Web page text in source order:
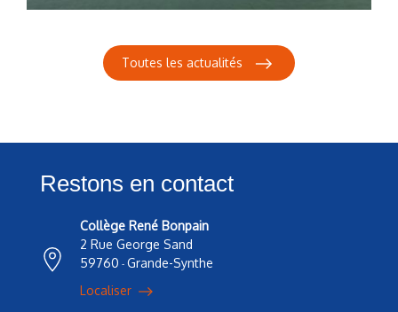
Toutes les actualités
Restons en contact
Collège René Bonpain
2 Rue George Sand
59760 - Grande-Synthe
Localiser